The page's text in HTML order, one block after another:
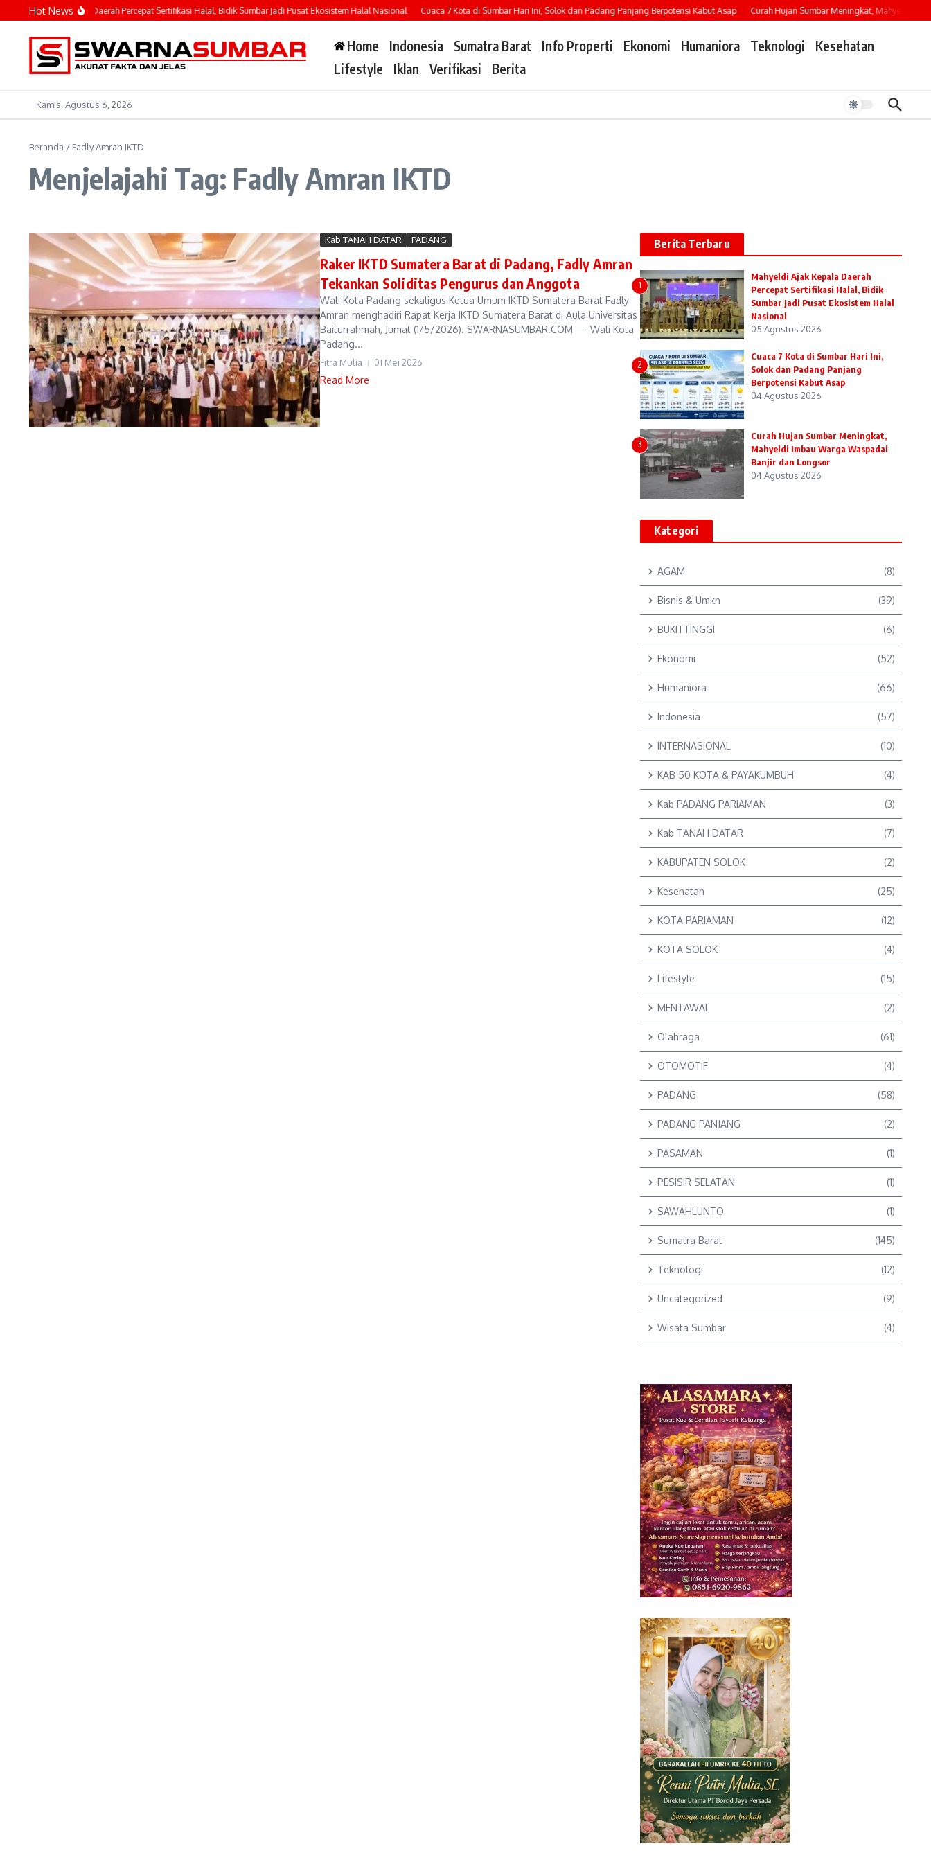
Lewati ke konten
Hot News
Ajak Kepala Daerah Percepat Sertifikasi Halal, Bidik Sumbar Jadi Pusat Ekosistem Halal Nasional Cuaca 7 Kota di Sumbar Hari Ini, Solok dan Padang Panjang Berpotensi Kabut Asap Curah Hujan Sumbar Meningkat, Mahyeldi Imbau
Home Indonesia Sumatra Barat Info Properti Ekonomi Humaniora Teknologi
Kesehatan
Lifestyle
Iklan Verifikasi Berita
Kamis, Agustus 6, 2026
Beranda / Fadly Amran IKTD
Menjelajahi Tag: Fadly Amran IKTD
Kab TANAH DATAR PADANG
Raker IKTD Sumatera Barat di Padang, Fadly Amran
Tekankan Soliditas Pengurus dan Anggota
Wali Kota Padang sekaligus Ketua Umum IKTD Sumatera Barat Fadly
Amran menghadiri Rapat Kerja IKTD Sumatera Barat di Aula Universitas
Baiturrahmah, Jumat (1/5/2026). SWARNASUMBAR.COM — Wali Kota
Padang...
Fitra Mulia 01 Mei 2026
Read More
Berita Terbaru
1
Mahyeldi Ajak Kepala Daerah
Percepat Sertifikasi Halal, Bidik
Sumbar Jadi Pusat Ekosistem Halal
Nasional
05 Agustus 2026
2
Cuaca 7 Kota di Sumbar Hari Ini,
Solok dan Padang Panjang
Berpotensi Kabut Asap
04 Agustus 2026
3
Curah Hujan Sumbar Meningkat,
Mahyeldi Imbau Warga Waspadai
Banjir dan Longsor
04 Agustus 2026
Kategori
AGAM (8)
Bisnis & Umkn (39)
BUKITTINGGI (6)
Ekonomi (52)
Humaniora (66)
Indonesia (57)
INTERNASIONAL (10)
KAB 50 KOTA & PAYAKUMBUH (4)
Kab PADANG PARIAMAN (3)
Kab TANAH DATAR (7)
KABUPATEN SOLOK (2)
Kesehatan (25)
KOTA PARIAMAN (12)
KOTA SOLOK (4)
Lifestyle (15)
MENTAWAI (2)
Olahraga (61)
OTOMOTIF (4)
PADANG (58)
PADANG PANJANG (2)
PASAMAN (1)
PESISIR SELATAN (1)
SAWAHLUNTO (1)
Sumatra Barat (145)
Teknologi (12)
Uncategorized (9)
Wisata Sumbar (4)